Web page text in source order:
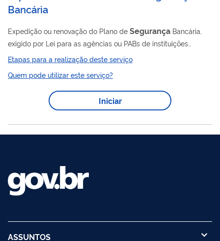
Bancária
Expedição ou renovação do Plano de Segurança Bancária,
exigido por Lei para as agências ou PABs de instituições
financeiras que efetuam movimentação de numerário no
interior de suas instalações.
Etapas para a realização deste serviço
Quem pode utilizar este serviço?
Iniciar
ASSUNTOS